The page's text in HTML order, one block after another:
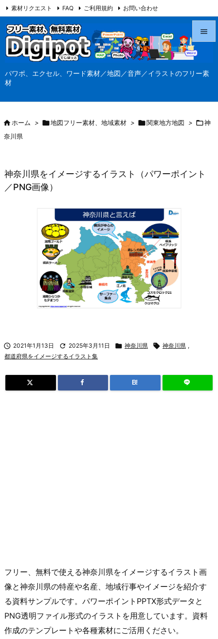
パワポ、エクセル、ワード素材／地図／音声／イラストのフリー素
材




素材リクエスト FAQ ご利用規約 お問い合わせ
当サイト（Digipot.net）について
ホーム > 地図フリー素材、地域素材 > 関東地方地図 > 神
奈川県
神奈川県をイメージするイラスト（パワーポイント
／PNG画像）
 2021年1月13日  2025年3月11日  神奈川県  神奈川県 ,
都道府県をイメージするイラスト集
B!
フリー、無料で使える神奈川県をイメージするイラスト画
像と神奈川県の特産や名産、地域行事やイメージを紹介す
る資料サンプルです。パワーポイントPPTX形式データと
PNG透明ファイル形式のイラストを用意しています。資料
作成のテンプレートや各種素材にご活用ください。